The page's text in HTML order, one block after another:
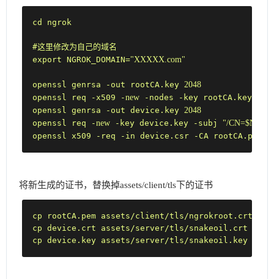
cd ngrok
#这里修改为自己的域名
export NGROK_DOMAIN="XXXXX.com"
openssl genrsa -out rootCA.key 2048
openssl req -x509 -new -nodes -key rootCA.key -
openssl genrsa -out device.key 2048
openssl req -new -key device.key -subj "/
openssl x509 -req -in device.csr -CA
将新生成的证书，替换掉assets/client/tls下的证书
cp rootCA.pem assets/client/tls/ngrokroot.crt
cp device.crt assets/server/tls/snakeoil.crt
cp device.key assets/server/tls/snakeoil.key